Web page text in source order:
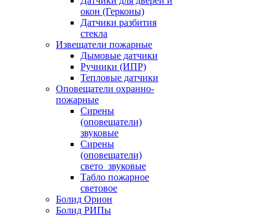
окон (Герконы)
Датчики разбития
стекла
Извещатели пожарные
Дымовые датчики
Ручники (ИПР)
Тепловые датчики
Оповещатели охранно-
пожарные
Сирены
(оповещатели)
звуковые
Сирены
(оповещатели)
свето_звуковые
Табло пожарное
световое
Болид Орион
Болид РИПы